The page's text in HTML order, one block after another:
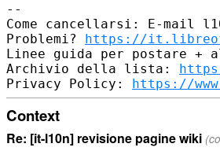
--
Come cancellarsi: E-mail
Problemi? https://
Linee guida per postare +
Archivio della lista:
Privacy Policy: https://
Context
Re: [it-l10n] revisione pagine wiki